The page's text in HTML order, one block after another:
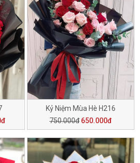
Kỷ Niệm Mùa Hè H216
750.000đ 650.000đ